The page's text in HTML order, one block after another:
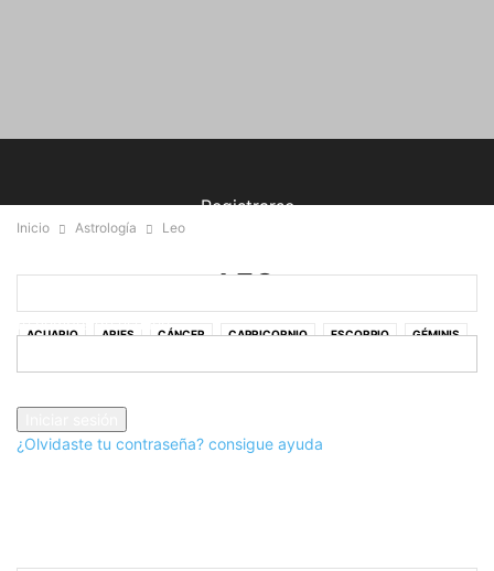
Registrarse
¿Olvidaste tu contraseña? consigue ayuda
Inicio Astrología Leo
LEO
ACUARIO ARIES CÁNCER CAPRICORNIO ESCORPIO GÉMINIS